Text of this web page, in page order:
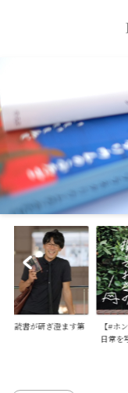
トレート 34】淡々と、サビのない